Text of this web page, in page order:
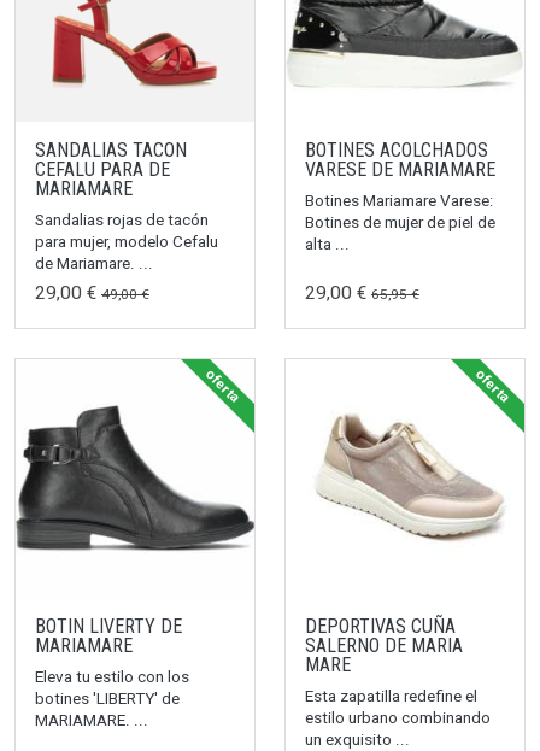
SANDALIAS TACON
CEFALU PARA DE
MARIAMARE
Sandalias rojas de tacón
para mujer, modelo Cefalu
de Mariamare. ...
29,00 € 49,00 €
BOTINES ACOLCHADOS
VARESE DE MARIAMARE
Botines Mariamare Varese:
Botines de mujer de piel de
alta ...
29,00 € 65,95 €
BOTIN LIVERTY DE
MARIAMARE
Eleva tu estilo con los
botines 'LIBERTY' de
MARIAMARE. ...
oferta
DEPORTIVAS CUÑA
SALERNO DE MARIA
MARE
Esta zapatilla redefine el
estilo urbano combinando
un exquisito ...
oferta